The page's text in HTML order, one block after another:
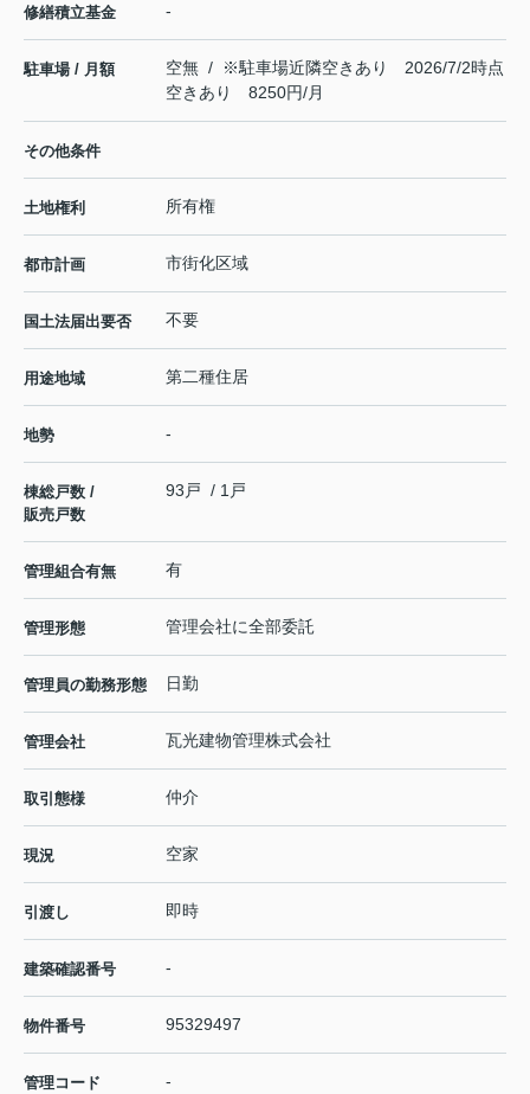
修繕積立基金 -
駐車場 / 月額
空無 / ※駐車場近隣空きあり 2026/7/2時点
空きあり 8250円/月
その他条件
土地権利 所有権
都市計画 市街化区域
国土法届出要否 不要
用途地域 第二種住居
地勢 -
棟総戸数 /
販売戸数
93戸 / 1戸
管理組合有無 有
管理形態 管理会社に全部委託
管理員の勤務形態 日勤
管理会社 瓦光建物管理株式会社
取引態様 仲介
現況 空家
引渡し 即時
建築確認番号 -
物件番号 95329497
管理コード -